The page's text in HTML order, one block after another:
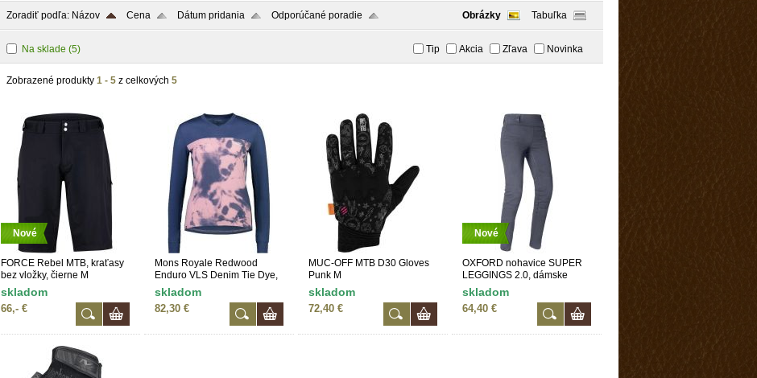
Zoradiť podľa: Názov Cena Dátum pridania Odporúčané poradie Obrázky Tabuľka
Na sklade (5) Tip Akcia Zľava Novinka
Zobrazené produkty 1 - 5 z celkových 5
Nové
FORCE Rebel MTB, kraťasy
bez vložky, čierne M
skladom
66,- €
Mons Royale Redwood
Enduro VLS Denim Tie Dye,
veľ. L
skladom
82,30 €
MUC-OFF MTB D30 Gloves
Punk M
skladom
72,40 €
Nové
OXFORD nohavice SUPER
LEGGINGS 2.0, dámske
legíny s Aramidovou
podšívkou, sivé, veľ. 6
skladom
64,40 €